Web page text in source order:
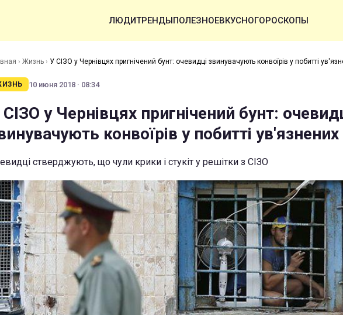
ЛЮДИТРЕНДЫПОЛЕЗНОЕВКУСНОГОРОСКОПЫ
› Жизнь › У СІЗО у Чернівцях пригнічений бунт: очевидці звинувачують конвоїрів у побитті
10 июня 2018 · 08:34
у Чернівцях пригнічений бунт:
конвоїрів у побитті ув'язнених
стверджують, що чули крики і стукіт у решітки з СІЗО